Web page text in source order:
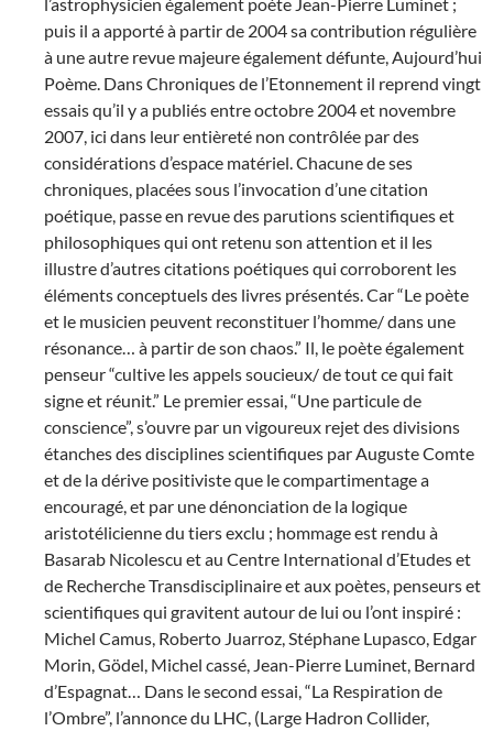
puis il a apporté à partir de 2004 sa contribution régulière
à une autre revue majeure également défunte, Aujourd’hui
Poème. Dans Chroniques de l’Etonnement il reprend vingt
essais qu’il y a publiés entre octobre 2004 et novembre
2007, ici dans leur entièreté non contrôlée par des
considérations d’espace matériel. Chacune de ses
chroniques, placées sous l’invocation d’une citation
poétique, passe en revue des parutions scientifiques et
philosophiques qui ont retenu son attention et il les
illustre d’autres citations poétiques qui corroborent les
éléments conceptuels des livres présentés. Car “Le poète
et le musicien peuvent reconstituer l’homme/ dans une
résonance… à partir de son chaos.” Il, le poète également
penseur “cultive les appels soucieux/ de tout ce qui fait
signe et réunit.” Le premier essai, “Une particule de
conscience”, s’ouvre par un vigoureux rejet des divisions
étanches des disciplines scientifiques par Auguste Comte
et de la dérive positiviste que le compartimentage a
encouragé, et par une dénonciation de la logique
aristotélicienne du tiers exclu ; hommage est rendu à
Basarab Nicolescu et au Centre International d’Etudes et
de Recherche Transdisciplinaire et aux poètes, penseurs et
scientifiques qui gravitent autour de lui ou l’ont inspiré :
Michel Camus, Roberto Juarroz, Stéphane Lupasco, Edgar
Morin, Gödel, Michel cassé, Jean-Pierre Luminet, Bernard
d’Espagnat… Dans le second essai, “La Respiration de
l’Ombre”, l’annonce du LHC, (Large Hadron Collider,